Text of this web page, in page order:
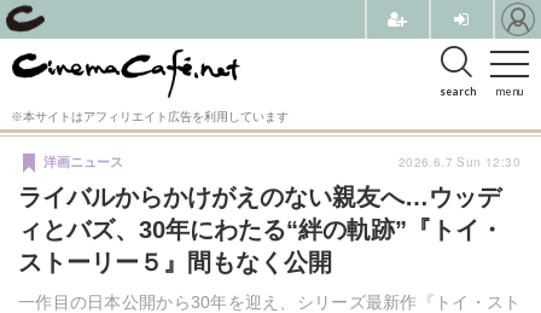
menu
search
※本サイトはアフィリエイト広告を利用しています
ライバルからかけがえのない親友へ…ウッデ
ィとバズ、30年にわたる“絆の軌跡”『トイ・
ストーリー５』間もなく公開
一作目の日本公開から30年を迎え、シリーズ最新作『トイ・スト
洋画ニュース 2026.6.7 Sun 12:30